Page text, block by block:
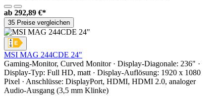
ab 292,89 €*
35 Preise vergleichen
MSI MAG 244CDE 24"
Gaming-Monitor, Curved Monitor · Display-Diagonale: 236" ·
Display-Typ: Full HD, matt · Display-Auflösung: 1920 x 1080
Pixel · Anschlüsse: DisplayPort, HDMI, HDMI 2.0, analoger
Audio-Ausgang (3,5 mm Klinke)